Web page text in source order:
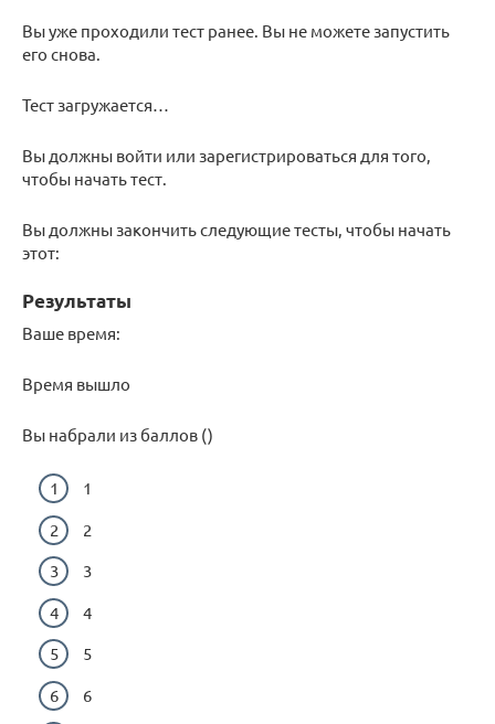
Вы уже проходили тест ранее. Вы не можете запустить
его снова.
Тест загружается…
Вы должны войти или зарегистрироваться для того,
чтобы начать тест.
Вы должны закончить следующие тесты, чтобы начать
этот:
Результаты
Ваше время:
Время вышло
Вы набрали из баллов ()
1
2
3
4
5
6